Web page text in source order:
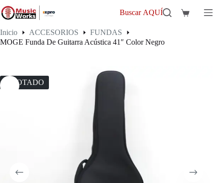
al
contenido
Buscar AQUÍ
Carro
Inicio ACCESORIOS
FUNDAS
MOGE Funda De Guitarra Acústica 41″ Color Negro
AGOTADO